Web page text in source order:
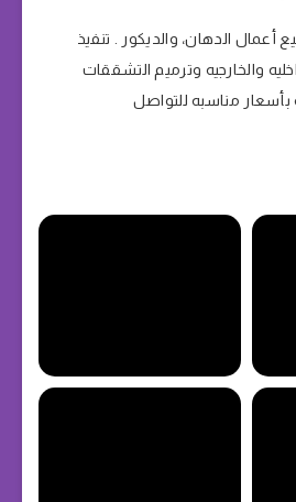
أعمال الدهان، والديكور . تنفيذ
والخارجيه وترميم التشققات
بأسعار مناسبه للتواصل